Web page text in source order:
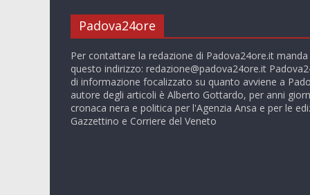
Padova24ore
Per contattare la redazione di Padova24ore.it
questo indirizzo: redazione@padova24ore.it
di informazione focalizzato su quanto avviene a
autore degli articoli è Alberto Gottardo, per anni
cronaca nera e politica per l'Agenzia Ansa e per le
Gazzettino e Corriere del Veneto